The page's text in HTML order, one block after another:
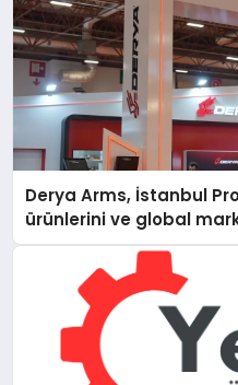
Derya Arms, İstanbul
ürünlerini ve global